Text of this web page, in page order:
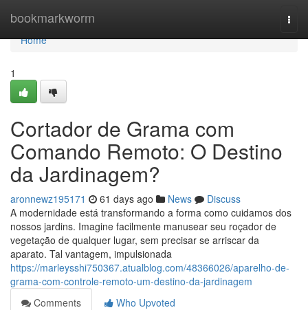
bookmarkworm
Home
Home
1
Cortador de Grama com
Comando Remoto: O Destino
da Jardinagem?
aronnewz195171 61 days ago News
Discuss
A modernidade está transformando a forma como cuidamos dos
nossos jardins. Imagine facilmente manusear seu roçador de
vegetação de qualquer lugar, sem precisar se arriscar da
aparato. Tal vantagem, impulsionada
https://marleysshi750367.atualblog.com/48366026/aparelho-de-
grama-com-controle-remoto-um-destino-da-jardinagem
Comments
Who Upvoted